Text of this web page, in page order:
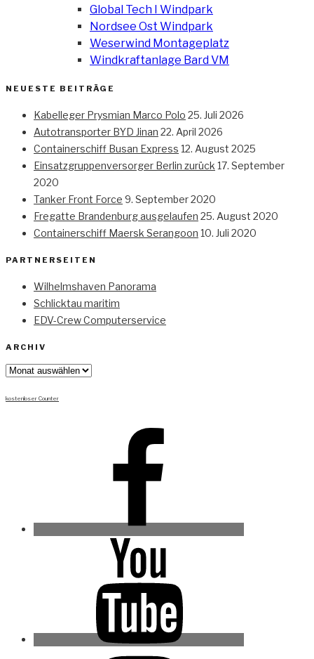
Global Tech I Windpark
Nordsee Ost Windpark
Weserwind Montageplatz
Windkraftanlage Bard VM
NEUESTE BEITRÄGE
Kabelleger Prysmian Marco Polo 25. Juli 2026
Autotransporter BYD Jinan 22. April 2026
Containerschiff Busan Express 12. August 2025
Einsatzgruppenversorger Berlin zurück 17. September
2020
Tanker Front Force 9. September 2020
Fregatte Brandenburg ausgelaufen 25. August 2020
Containerschiff Maersk Serangoon 10. Juli 2020
PARTNERSEITEN
Wilhelmshaven Panorama
Schlicktau maritim
EDV-Crew Computerservice
ARCHIV
Archiv
kostenloser Counter